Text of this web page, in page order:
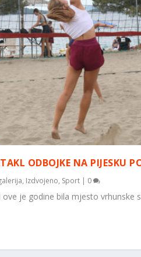
ODBOJKE NA PIJESKU
, Izdvojeno, Sport | 0
ove je godine bila mjesto vrhunske